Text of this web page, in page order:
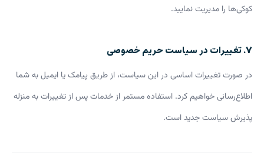
کوکی‌ها را مدیریت نمایید.
۷. تغییرات در سیاست حریم خصوصی
در صورت تغییرات اساسی در این سیاست، از طریق پیامک یا ایمیل به شما
اطلاع‌رسانی خواهیم کرد. استفاده مستمر از خدمات پس از تغییرات به منزله
پذیرش سیاست جدید است.